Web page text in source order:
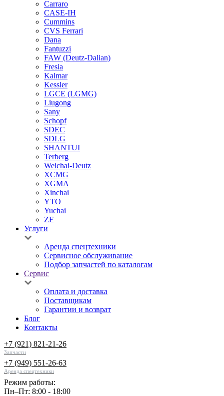
Carraro
CASE-IH
Cummins
CVS Ferrari
Dana
Fantuzzi
FAW (Deutz-Dalian)
Fresia
Kalmar
Kessler
LGCE (LGMG)
Liugong
Sany
Schopf
SDEC
SDLG
SHANTUI
Terberg
Weichai-Deutz
XCMG
XGMA
Xinchai
YTO
Yuchai
ZF
Услуги
Аренда спецтехники
Сервисное обслуживание
Подбор запчастей по каталогам
Сервис
Оплата и доставка
Поставщикам
Гарантии и возврат
Блог
Контакты
+7 (921) 821-21-26
Запчасти
+7 (949) 551-26-63
Аренда спецтехники
Режим работы:
Пн–Пт: 8:00 - 18:00